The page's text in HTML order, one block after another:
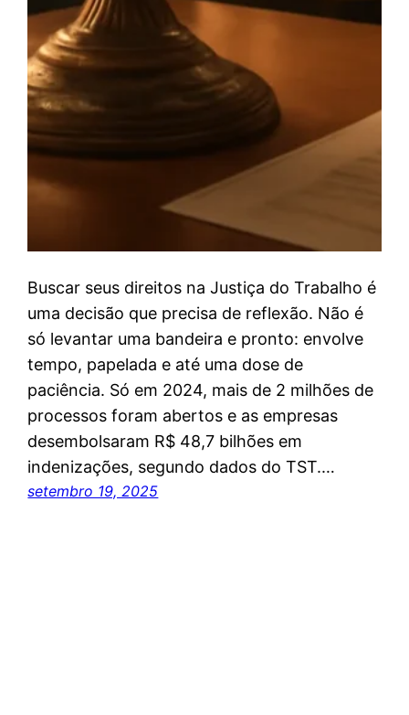
Buscar seus direitos na Justiça do Trabalho é
uma decisão que precisa de reflexão. Não é
só levantar uma bandeira e pronto: envolve
tempo, papelada e até uma dose de
paciência. Só em 2024, mais de 2 milhões de
processos foram abertos e as empresas
desembolsaram R$ 48,7 bilhões em
indenizações, segundo dados do TST.…
setembro 19, 2025